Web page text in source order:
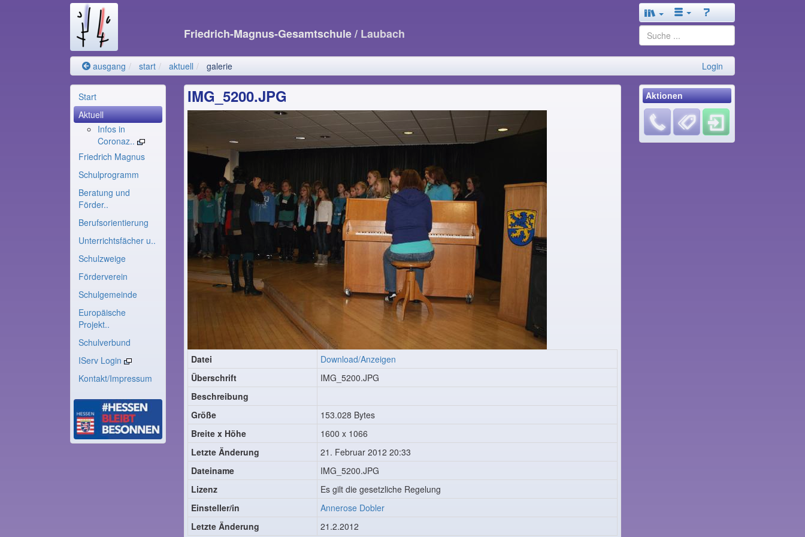
Friedrich-Magnus-Gesamtschule/ Laubach
ausgang start aktuell galerie Login
Start
Aktuell
Infos in
Coronaz..
Friedrich Magnus
Schulprogramm
Beratung und
Förder..
Berufsorientierung
Unterrichtsfächer u..
Schulzweige
Förderverein
Schulgemeinde
Europäische
Projekt..
Schulverbund
IServ Login
Kontakt/Impressum
IMG_5200.JPG
Datei
Download/Anzeigen
Überschrift
IMG_5200.JPG
Beschreibung
Größe
153.028 Bytes
Breite x Höhe
1600 x 1066
Letzte Änderung
21. Februar 2012 20:33
Dateiname
IMG_5200.JPG
Lizenz
Es gilt die gesetzliche Regelung
Einsteller/in
Annerose Dobler
Letzte Änderung
21.2.2012
Aktionen